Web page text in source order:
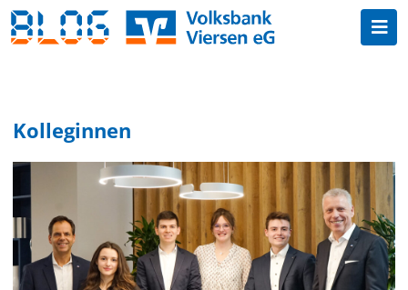
Kolleginnen